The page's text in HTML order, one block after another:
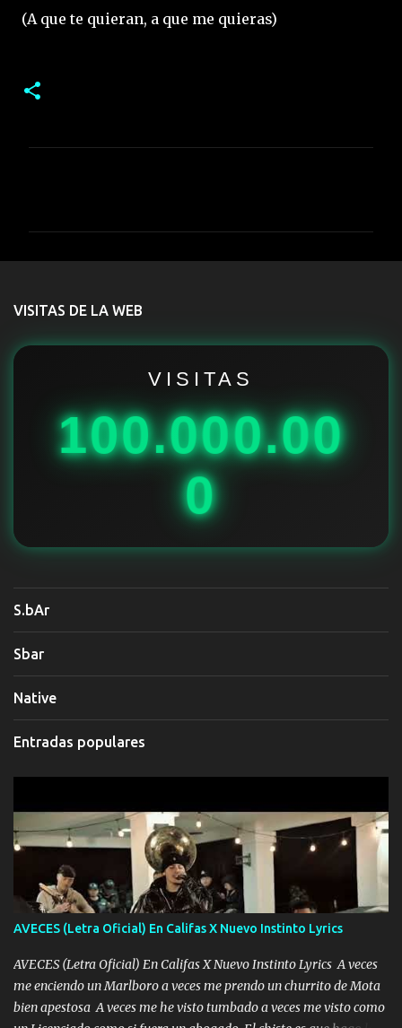
(A que te quieran, a que me quieras)
t
r
VISITAS DE LA WEB
VISITAS
100.000.00
0
S.bAr
Sbar
Native
Entradas populares
AVECES (Letra Oficial) En Califas X Nuevo Instinto Lyrics
AVECES (Letra Oficial) En Califas X Nuevo Instinto Lyrics A veces
me enciendo un Marlboro a veces me prendo un churrito de Mota
bien apestosa A veces me he visto tumbado a veces me visto como